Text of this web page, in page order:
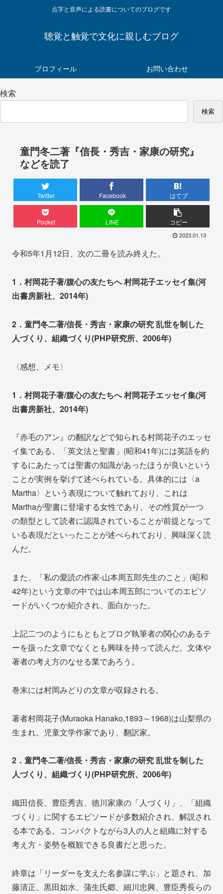
点字と音声による読書についてのブログです
聴覚と触覚で文化に親しむブログ
プロフィール お問い合わせ
検索
検索
童門冬二著『信長・秀吉・家康の研究』
などを読了
Twitter Facebook はてブ
Pocket LINE コピー
2023.01.13
令和5年1月12日、次の二冊を読み終えた。
1．村岡花子著/腹心の友たちへ 村岡花子エッセイ集(河
出書房新社、2014年)
2．童門冬二著/信長・秀吉・家康の研究 乱世を制した
人づくり、組織づくり(PHP研究所、2006年)
〈感想、メモ〉
1．村岡花子著/腹心の友たちへ 村岡花子エッセイ集(河
出書房新社、2014年)
『赤毛のアン』の翻訳などで知られる村岡花子のエッセ
イ集である。「英文法と聖書」(昭和41年)には英語を約
するにあたっては聖書の知識があったほうが良いという
ことが実例を挙げて述べられている。具体的には〈a
Martha〉という表現について触れており、これは
Marthaが聖書に登場する女性であり、その性質が一つ
の類型として読者に認識されていることが前提となって
いる表現だといったことが述べられており、興味深く読
んだ。
また、「私の愛読の作家‐山本周五郎先生のこと」(昭和
42年)という文章の中では山本周五郎についてのエピソ
ードがいくつか紹介され、面白かった。
上記二つのようにもともとブログ執筆者の関心のあるテ
ーを扱った文章でなくとも興味を持って読んだ。文体や
著者の考え方のなせる業であろう。
巻末には村岡みどりの文章が収録される。
著者村岡花子(Muraoka Hanako,1893～1968)は山梨県の
生まれ。児童文学作家であり、翻訳家。
2．童門冬二著/信長・秀吉・家康の研究 乱世を制した
人づくり、組織づくり(PHP研究所、2006年)
織田信長、豊臣秀吉、徳川家康の「人づくり」、「組織
づくり」に関するエピソードが多数紹介され、解説され
る本である。コンパクトながら3人の人と組織に対する
考え方・姿勢を概観できる良書だと思った。
終章は「リーダーを支えた名参謀に学ぶ」と題され、加
藤清正、黒田如水、蒲生氏郷、細川忠興、豊臣秀長らの